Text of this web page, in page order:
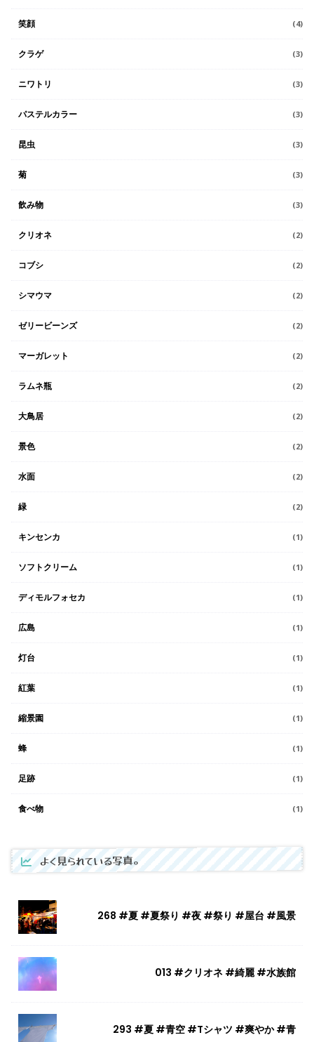
笑顔 (4)
クラゲ (3)
ニワトリ (3)
パステルカラー (3)
昆虫 (3)
菊 (3)
飲み物 (3)
クリオネ (2)
コブシ (2)
シマウマ (2)
ゼリービーンズ (2)
マーガレット (2)
ラムネ瓶 (2)
大鳥居 (2)
景色 (2)
水面 (2)
緑 (2)
キンセンカ (1)
ソフトクリーム (1)
ディモルフォセカ (1)
広島 (1)
灯台 (1)
紅葉 (1)
縮景園 (1)
蜂 (1)
足跡 (1)
食べ物 (1)
よく見られている写真。
268 #夏 #夏祭り #夜 #祭り #屋台 #風景
013 #クリオネ #綺麗 #水族館
293 #夏 #青空 #Tシャツ #爽やか #青